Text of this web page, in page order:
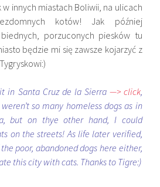
innych miastach Boliwii, na ulicach
kotów! Jak później
porzuconych piesków tu
będzie mi się zawsze kojarzyć z
in Santa Cruz de la Sierra —> click,
so many homeless dogs as in
but on thye other hand, I could
on the streets! As life later verified,
poor, abandoned dogs here either,
this city with cats. Thanks to Tigre:)